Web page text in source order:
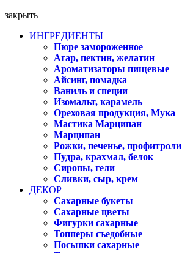
закрыть
ИНГРЕДИЕНТЫ
Пюре замороженное
Агар, пектин, желатин
Ароматизаторы пищевые
Айсинг, помадка
Ваниль и специи
Изомальт, карамель
Ореховая продукция, Мука
Мастика Марципан
Марципан
Рожки, печенье, профитроли
Пудра, крахмал, белок
Сиропы, гели
Сливки, сыр, крем
ДЕКОР
Сахарные букеты
Сахарные цветы
Фигурки сахарные
Топперы съедобные
Посыпки сахарные